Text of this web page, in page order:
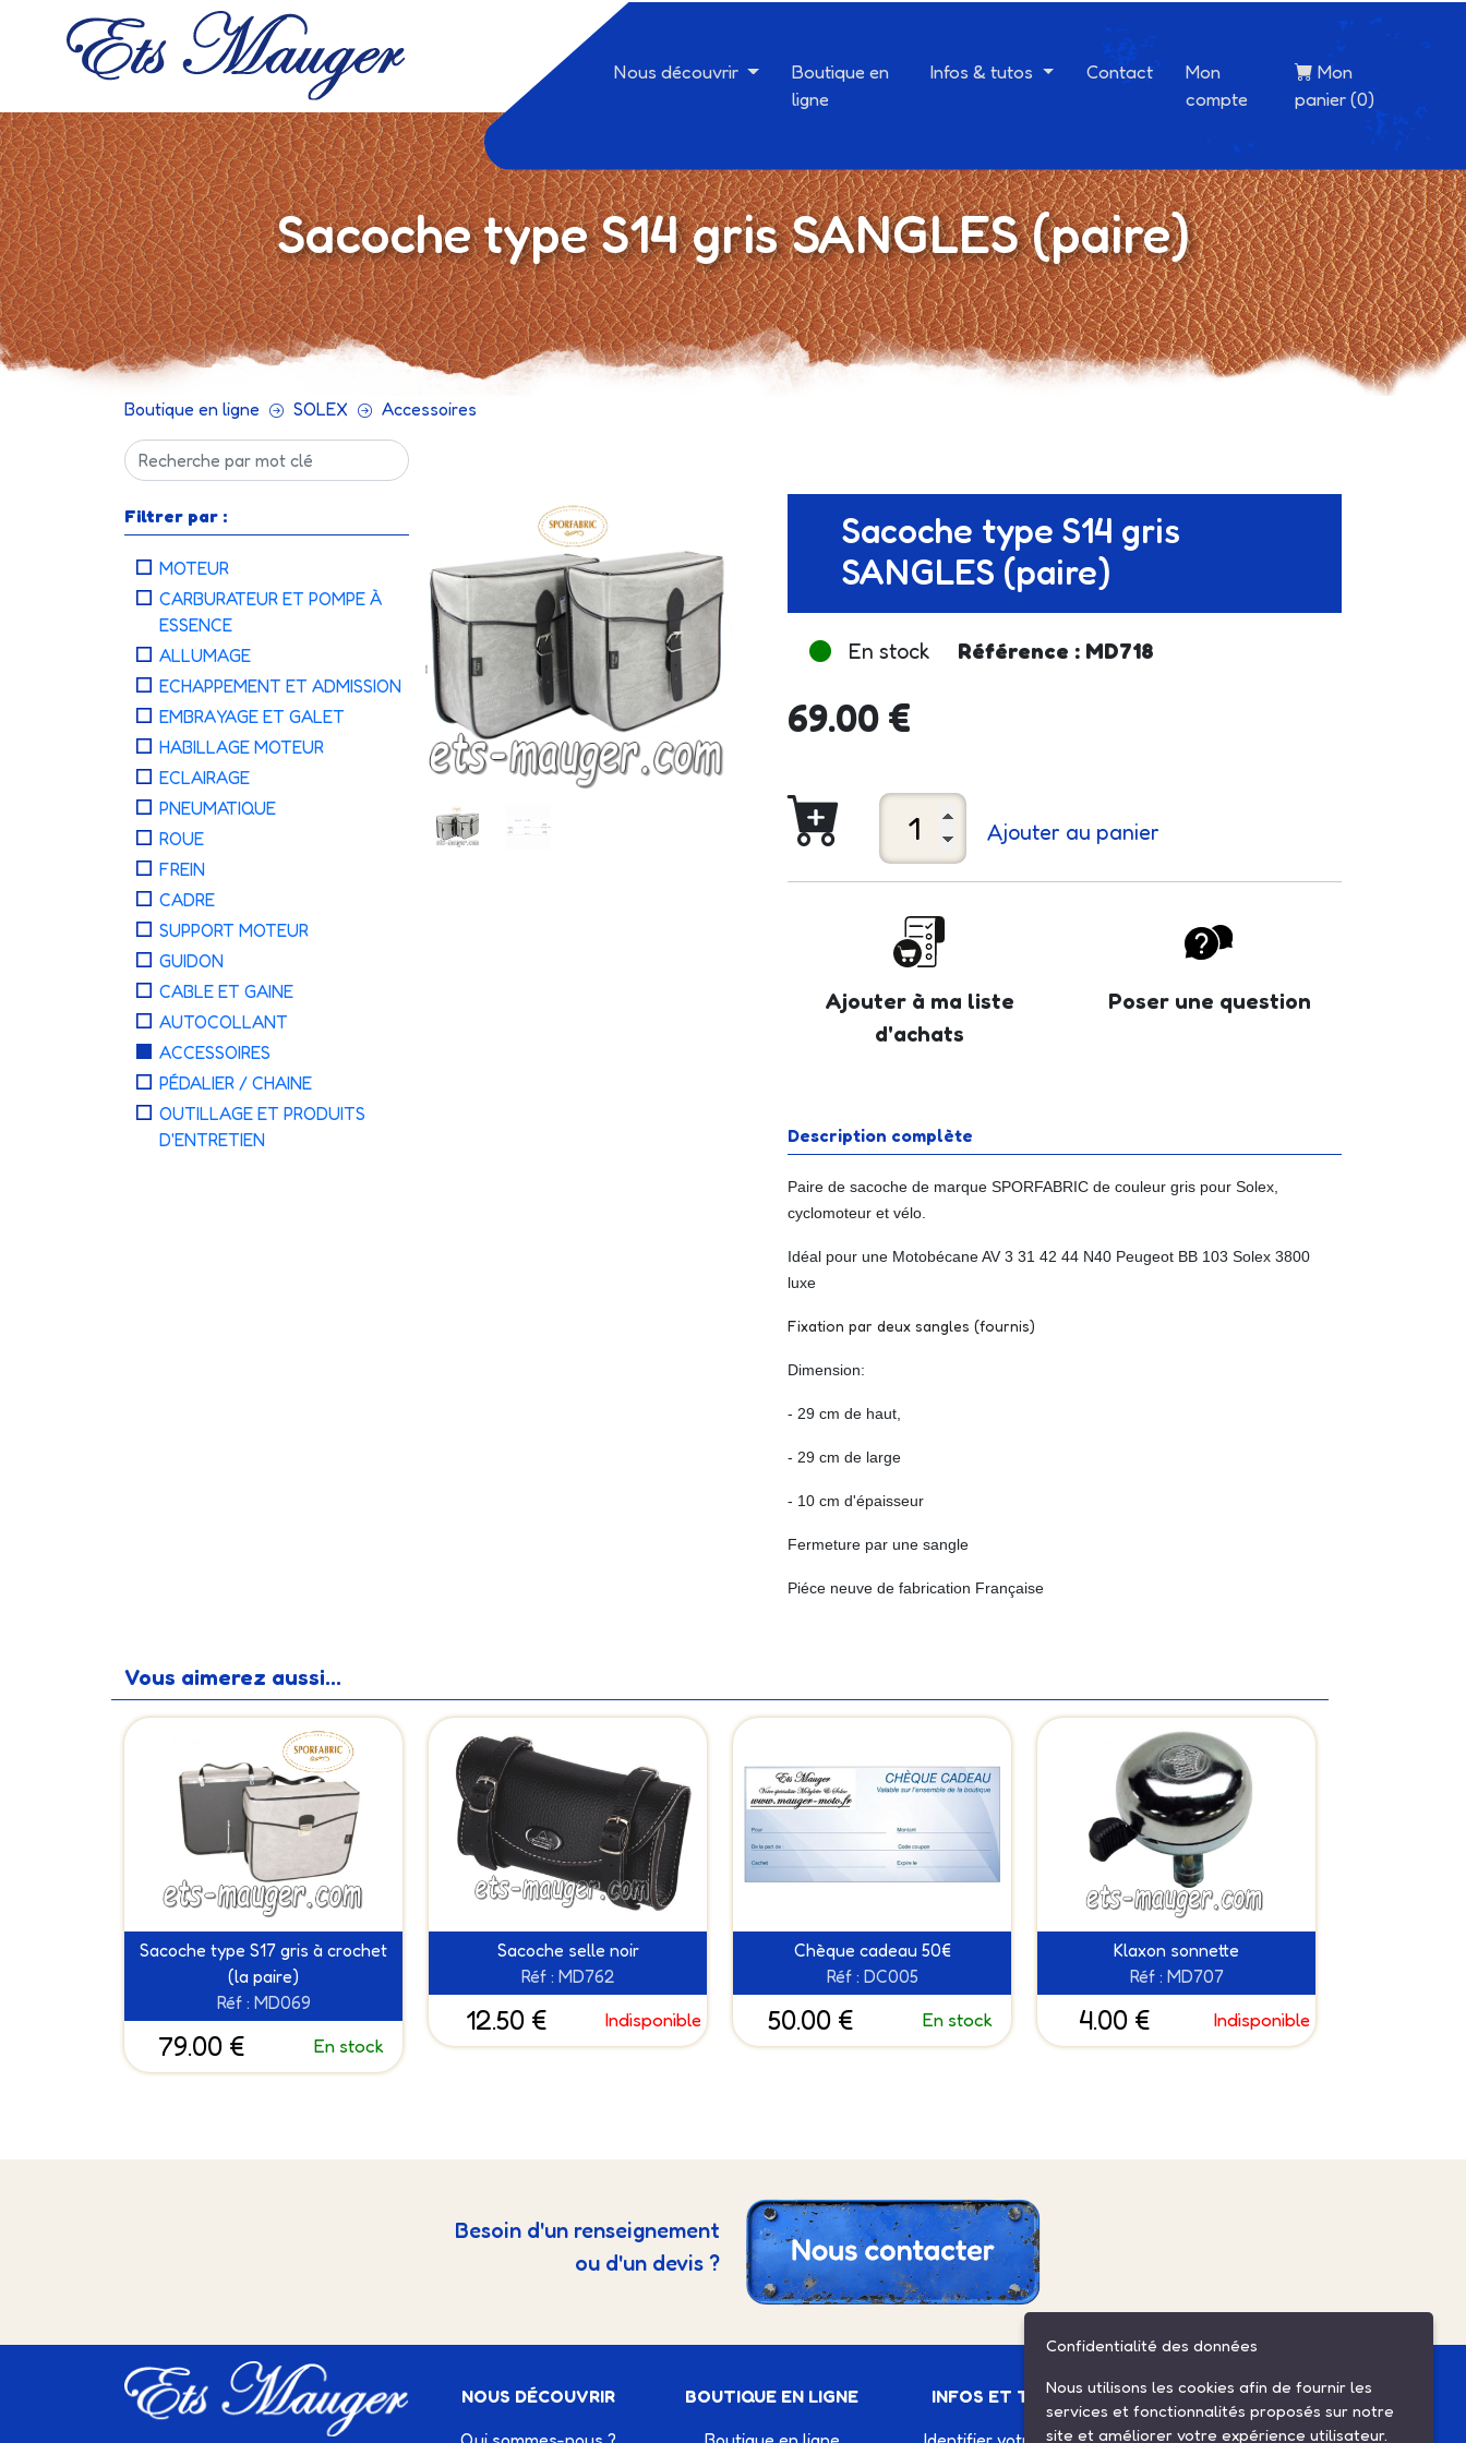
Nous découvrir
Boutique en
ligne
Infos & tutos Contact
Mon
compte
Mon
panier (0)
Sacoche type S14 gris SANGLES (paire)
Boutique en ligne SOLEX Accessoires
Filtrer par :
MOTEUR
CARBURATEUR ET POMPE À
ESSENCE
ALLUMAGE
ECHAPPEMENT ET ADMISSION
EMBRAYAGE ET GALET
HABILLAGE MOTEUR
ECLAIRAGE
PNEUMATIQUE
ROUE
FREIN
CADRE
SUPPORT MOTEUR
GUIDON
CABLE ET GAINE
AUTOCOLLANT
ACCESSOIRES
PÉDALIER / CHAINE
OUTILLAGE ET PRODUITS
D'ENTRETIEN
Sacoche type S14 gris
SANGLES (paire)
En stock Référence : MD718
69.00 €
Ajouter au panier
Ajouter à ma liste
d'achats
Poser une question
Description complète
Paire de sacoche de marque SPORFABRIC de couleur gris pour Solex,
cyclomoteur et vélo.
Idéal pour une Motobécane AV 3 31 42 44 N40 Peugeot BB 103 Solex 3800
luxe
Fixation par deux sangles (fournis)
Dimension:
- 29 cm de haut,
- 29 cm de large
- 10 cm d'épaisseur
Fermeture par une sangle
Piéce neuve de fabrication Française
Vous aimerez aussi...
Sacoche type S17 gris à crochet
(la paire)
Réf : MD069
79.00 € En stock
Sacoche selle noir
Réf : MD762
12.50 € Indisponible
Chèque cadeau 50€
Réf : DC005
50.00 € En stock
Klaxon sonnette
Réf : MD707
4.00 € Indisponible
Besoin d'un renseignement
ou d'un devis ?
NOUS DÉCOUVRIR
BOUTIQUE EN LIGNE
INFOS ET TUTOS
ESPACE CLIENT
Confidentialité des données
Nous utilisons les cookies afin de fournir les
services et fonctionnalités proposés sur notre
site et améliorer votre expérience utilisateur.